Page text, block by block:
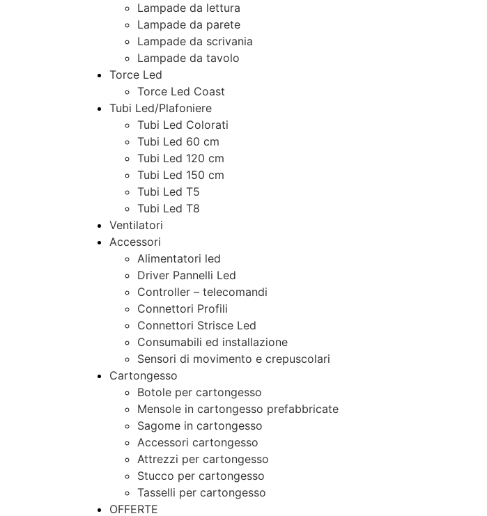
Lampade da lettura
Lampade da parete
Lampade da scrivania
Lampade da tavolo
Torce Led
Torce Led Coast
Tubi Led/Plafoniere
Tubi Led Colorati
Tubi Led 60 cm
Tubi Led 120 cm
Tubi Led 150 cm
Tubi Led T5
Tubi Led T8
Ventilatori
Accessori
Alimentatori led
Driver Pannelli Led
Controller – telecomandi
Connettori Profili
Connettori Strisce Led
Consumabili ed installazione
Sensori di movimento e crepuscolari
Cartongesso
Botole per cartongesso
Mensole in cartongesso prefabbricate
Sagome in cartongesso
Accessori cartongesso
Attrezzi per cartongesso
Stucco per cartongesso
Tasselli per cartongesso
OFFERTE